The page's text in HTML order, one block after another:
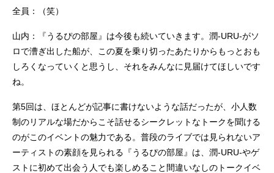
全員：（笑）
山内：『うるぴの部屋』は今後も続いていきます。潤-URU-がソ
ロで漕ぎ出した船が、この夏を乗り切ったあたりからもっとおも
しろくなっていくと思うし、それをみんなに見届けてほしいです
ね。
第5回は、ほとんどが記事に書けないような話だったが、小人数
制のリアルな場だからこそ話せるシークレットなトークを聞ける
のがこのイベントの魅力である。普段のライブでは見られないア
ーティストの素顔を見られる『うるぴの部屋』は、潤-URU-やゲ
ストに初めて出会う人でも楽しめること間違いなしのトークイベ